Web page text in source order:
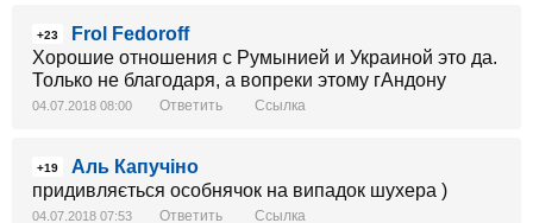
+23
Frol Fedoroff
Хорошие отношения с Румынией и Украиной это да.
Только не благодаря, а вопреки этому гАндону
04.07.2018 08:00 Ответить Ссылка
+19
Аль Капучіно
придивляється особнячок на випадок шухера )
04.07.2018 07:53 Ответить Ссылка